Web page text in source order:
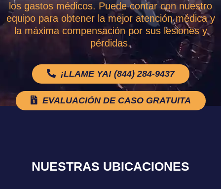
los gastos médicos. Puede contar con nuestro
equipo para obtener la mejor atención médica y
la máxima compensación por sus lesiones y
pérdidas.
¡LLAME YA! (844) 284-9437
EVALUACIÓN DE CASO GRATUITA
NUESTRAS UBICACIONES